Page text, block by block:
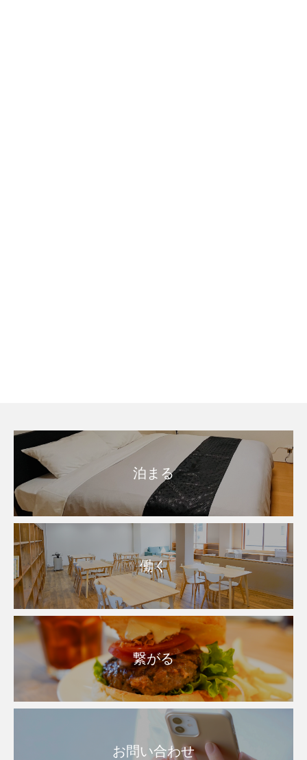
泊まる
働く
繋がる
お問い合わせ